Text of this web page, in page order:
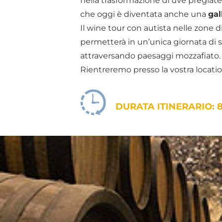
che oggi è diventata anche una
Il wine tour con autista nelle zone
permetterà in un’unica giornata di
attraversando paesaggi mozzafiato.
Rientreremo presso la vostra
DURATA ITINERARIO: